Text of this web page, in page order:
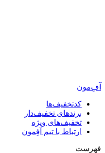
آفِ‌مون
کدتخفیف‌ها
برندهای تخفیف‌دار
تخفیف‌های ویژه
ارتباط با تیم آفِمون
فهرست